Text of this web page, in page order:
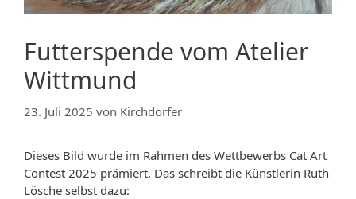
Futterspende vom Atelier
Wittmund
23. Juli 2025 von Kirchdorfer
Dieses Bild wurde im Rahmen des Wettbewerbs Cat Art
Contest 2025 prämiert. Das schreibt die Künstlerin Ruth
Lösche selbst dazu: